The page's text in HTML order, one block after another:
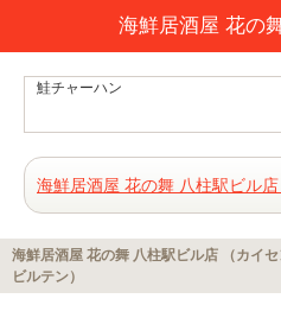
海鮮居酒屋 花の
鮭チャーハン
海鮮居酒屋 花の舞 八柱駅ビル
海鮮居酒屋 花の舞 八柱駅ビル店 （カイ
ビルテン）